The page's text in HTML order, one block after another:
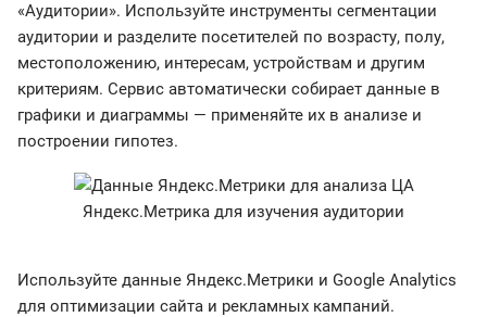
«Аудитории». Используйте инструменты сегментации
аудитории и разделите посетителей по возрасту, полу,
местоположению, интересам, устройствам и другим
критериям. Сервис автоматически собирает данные в
графики и диаграммы — применяйте их в анализе и
построении гипотез.
Яндекс.Метрика для изучения аудитории
Используйте данные Яндекс.Метрики и Google Analytics
для оптимизации сайта и рекламных кампаний.